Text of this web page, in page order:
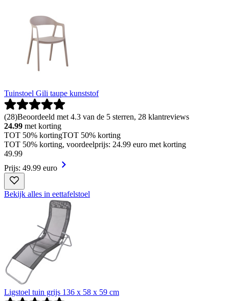
Tuinstoel Gili taupe kunststof
(28)Beoordeeld met 4.3 van de 5 sterren, 28 klantreviews
24.99 met korting
TOT 50% kortingTOT 50% korting
TOT 50% korting, voordeelprijs: 24.99 euro met korting
49.99
Prijs: 49.99 euro
Bekijk alles in eettafelstoel
Ligstoel tuin grijs 136 x 58 x 59 cm